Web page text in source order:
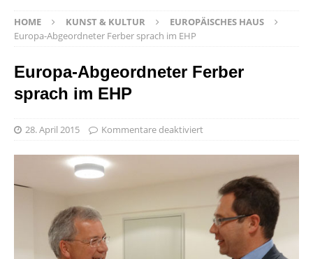
HOME KUNST & KULTUR
EUROPÄISCHES HAUS
Europa-Abgeordneter Ferber sprach im EHP
Europa-Abgeordneter Ferber
sprach im EHP
28. April 2015 Kommentare deaktiviert